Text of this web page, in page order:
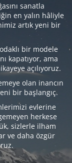
sanatla
en yalın hâliyle
artık yeni bir
bir modele
kapatıyor, ama
açılıyoruz.
olan inancın
bir başlangıç.
evlerine
herkese
sizlerle ilham
ve daha özgür